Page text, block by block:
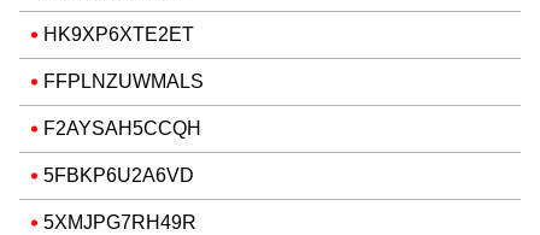
HK9XP6XTE2ET
FFPLNZUWMALS
F2AYSAH5CCQH
5FBKP6U2A6VD
5XMJPG7RH49R